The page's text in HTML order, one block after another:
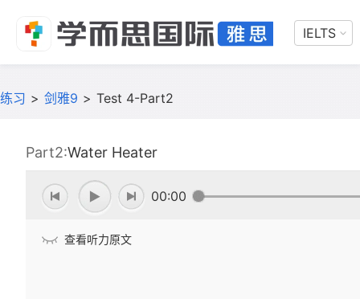
IELTS
练习 > 剑雅9 > Test 4-Part2
Part2:Water Heater
00:00
查看听力原文